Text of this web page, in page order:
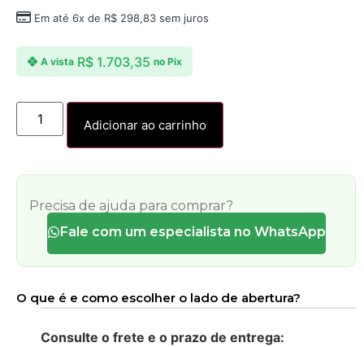
Em até 6x de R$ 298,83 sem juros
A vista R$1.703,35 no Pix
Adicionar ao carrinho
Precisa de ajuda para comprar?
Fale com um especialista no WhatsApp
O que é e como escolher o lado de abertura?
Consulte o frete e o prazo de entrega: